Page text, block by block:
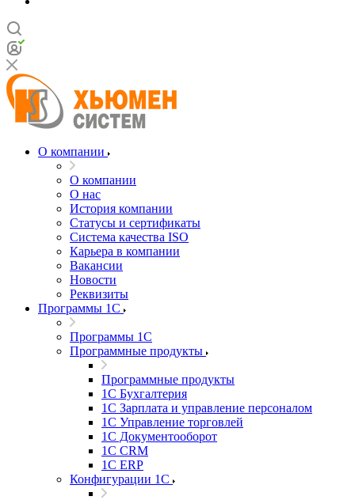
О компании
О компании
О нас
История компании
Статусы и сертификаты
Система качества ISO
Карьера в компании
Вакансии
Новости
Реквизиты
Программы 1С
Программы 1С
Программные продукты
Программные продукты
1С Бухгалтерия
1С Зарплата и управление персоналом
1С Управление торговлей
1С Документооборот
1С CRM
1С ERP
Конфигурации 1С